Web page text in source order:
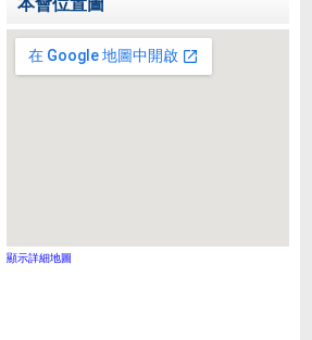
本會位置圖
顯示詳細地圖